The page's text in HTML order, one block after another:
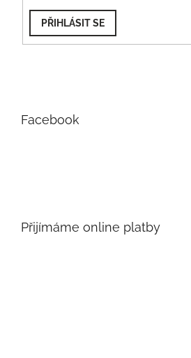
PŘIHLÁSIT SE
Facebook
Přijímáme online platby